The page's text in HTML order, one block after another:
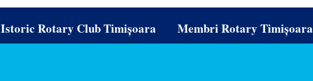
Istoric Rotary Club Timișoara Membri Rotary Timișoara